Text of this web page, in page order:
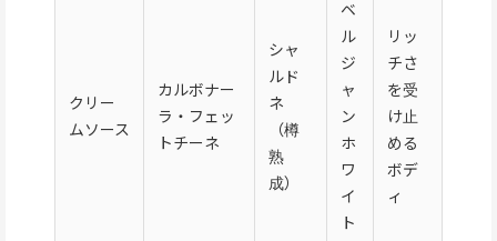
クリー
ムソース
カルボナー
ラ・フェッ
トチーネ
シャ
ルド
ネ
（樽
熟
成）
ベ
ル
ジ
ャ
ン
ホ
ワ
イ
ト
リッ
チさ
を受
け止
める
ボデ
ィ